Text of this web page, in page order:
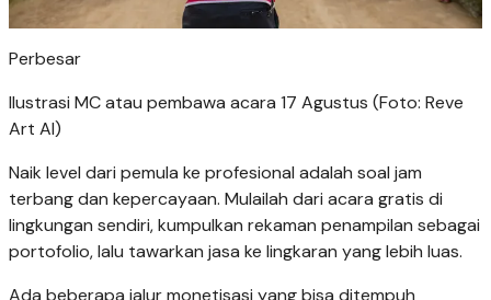
Perbesar
Ilustrasi MC atau pembawa acara 17 Agustus (Foto: Reve
Art AI)
Naik level dari pemula ke profesional adalah soal jam
terbang dan kepercayaan. Mulailah dari acara gratis di
lingkungan sendiri, kumpulkan rekaman penampilan sebagai
portofolio, lalu tawarkan jasa ke lingkaran yang lebih luas.
Ada beberapa jalur monetisasi yang bisa ditempuh